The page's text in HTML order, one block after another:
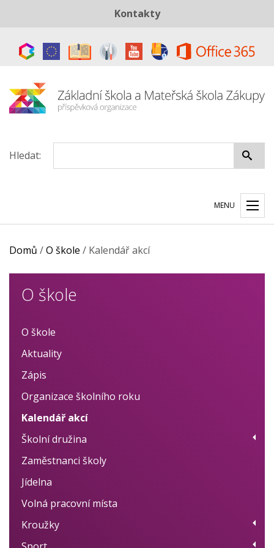
Kontakty
Datová schránka:ye8cp64
Hledat:
MENU
Domů /O škole / Kalendář akcí
O škole
O škole
Aktuality
Zápis
Organizace školního roku
Kalendář akcí
Školní družina
Provoz
Fotogalerie
Dokumenty
BELLhop systém
Zaměstnanci školy
Jídelna
Volná pracovní místa
Kroužky